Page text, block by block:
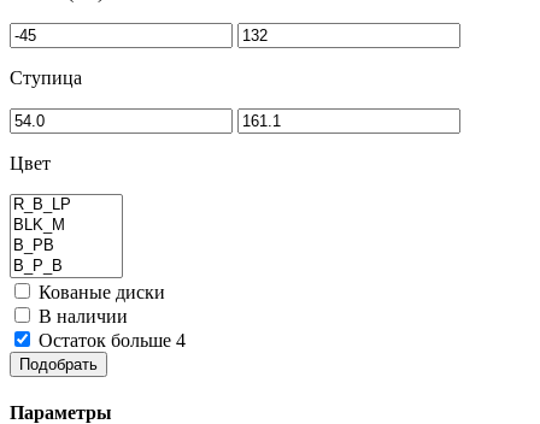
Ступица
Цвет
Кованые диски
В наличии
Остаток больше 4
Подобрать
Параметры